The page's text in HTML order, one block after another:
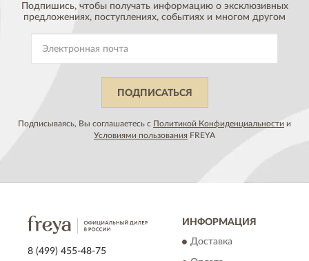
Подпишись, чтобы получать информацию о эксклюзивных
предложениях, поступлениях, событиях и многом другом
ПОДПИСАТЬСЯ
Подписываясь, Вы соглашаетесь с Политикой Конфиденциальности и
Условиями пользования FREYA
8 (499) 455-48-75
ИНФОРМАЦИЯ
Доставка